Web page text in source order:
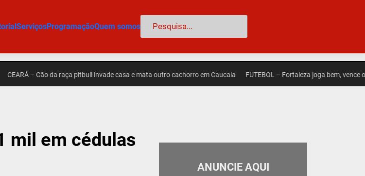
ServiçosProgramaçãoQuem somos Pesquisar
– Cão da raça pitbull invade casa e mata outro cachorro em Caucaia FUTEBOL – Fortaleza joga bem, vence o
mil em cédulas
ANUNCIE AQUI